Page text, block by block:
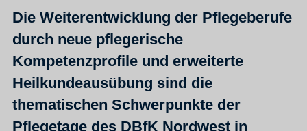
Die Weiterentwicklung der Pflegeberufe
durch neue pflegerische
Kompetenzprofile und erweiterte
Heilkundeausübung sind die
thematischen Schwerpunkte der
Pflegetage des DBfK Nordwest in